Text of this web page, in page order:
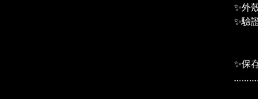
✨外
✨驗
เ
（
✨保
✨